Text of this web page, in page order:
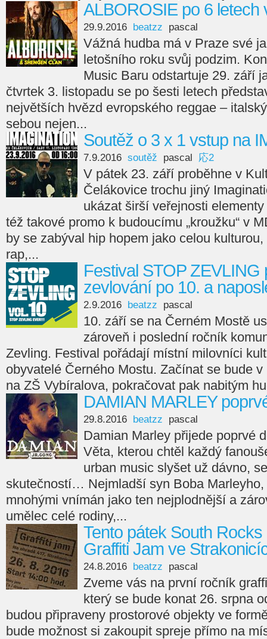
ALBOROSIE po 6 letech
29.9.2016 beatzz pascal
Vážná hudba má v Praze své
letošního roku svůj podzim.
Music Baru odstartuje 29. září
čtvrtek 3. listopadu se po šesti letech
největších hvězd evropského reggae –
sebou nejen...
Soutěž o 3 x 1 vstup na
7.9.2016 soutěž pascal 応2
V pátek 23. září proběhne v
Čelákovice trochu jiný
ukázat širší veřejnosti
též takové promo k budoucímu „kroužku“ v
by se zabýval hip hopem jako celou
rap,...
Festival STOP ZEVLING
zevlování po 10. a
2.9.2016 beatzz pascal
10. září se na Černém Mostě
zároveň i poslední ročník
Zevling. Festival pořádají místní milovníci
obyvatelé Černého Mostu. Začínat se bude
na ZŠ Vybíralova, pokračovat pak nabitým
DAMIAN MARLEY
29.8.2016 beatzz pascal
Damian Marley přijede poprvé
Věta, kterou chtěl každý
urban music slyšet už dávno,
skutečností… Nejmladší syn Boba Marleyho,
mnohými vnímán jako ten nejplodnější a
umělec celé rodiny,...
Tento pátek South
Graffiti Jam ve
24.8.2016 beatzz pascal
Zveme vás na první ročník
který se bude konat 26. srpna
budou připraveny prostorové objekty ve
bude možnost si zakoupit spreje přímo na